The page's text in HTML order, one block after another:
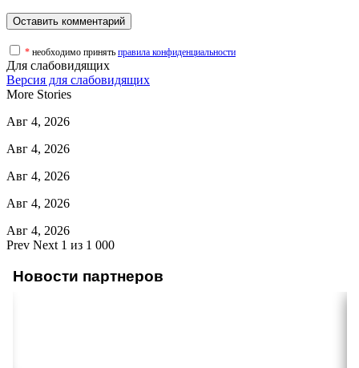
* необходимо принять правила конфиденциальности
Для слабовидящих
Версия для слабовидящих
More Stories
Авг 4, 2026
Авг 4, 2026
Авг 4, 2026
Авг 4, 2026
Авг 4, 2026
Prev Next 1 из 1 000
Новости партнеров